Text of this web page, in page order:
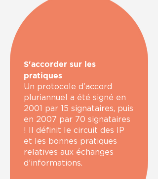
S'accorder sur les
pratiques
Un protocole d’accord
pluriannuel a été signé en
2001 par 15 signataires, puis
en 2007 par 70 signataires
! Il définit le circuit des IP
et les bonnes pratiques
relatives aux échanges
d’informations.